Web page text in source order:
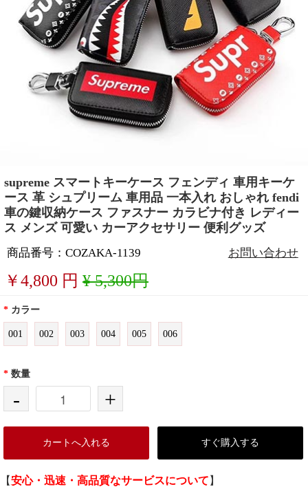
supreme スマートキーケース フェンディ 車用キーケ
ース 革 シュプリーム 車用品 一本入れ おしゃれ fendi
車の鍵収納ケース ファスナー カラビナ付き レディー
ス メンズ 可愛い カーアクセサリー 便利グッズ
商品番号：COZAKA-1139 お問い合わせ
￥4,800 円 ¥ 5,300円
* カラー
001 002 003 004 005 006
* 数量
- +
カートへ入れる すぐ購入する
【安心・迅速・高品質なサービスについて 】